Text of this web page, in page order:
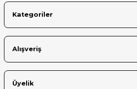
Monitörler
14" 2.8K
Kategoriler
Alışveriş
Üyelik